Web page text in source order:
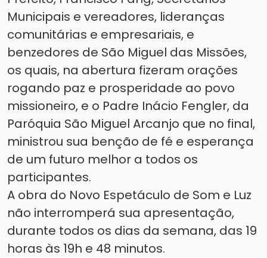
Municipais e vereadores, lideranças
comunitárias e empresariais, e
benzedores de São Miguel das Missões,
os quais, na abertura fizeram orações
rogando paz e prosperidade ao povo
missioneiro, e o Padre Inácio Fengler, da
Paróquia São Miguel Arcanjo que no final,
ministrou sua benção de fé e esperança
de um futuro melhor a todos os
participantes.
A obra do Novo Espetáculo de Som e Luz
não interromperá sua apresentação,
durante todos os dias da semana, das 19
horas às 19h e 48 minutos.